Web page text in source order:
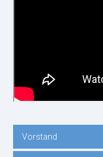
Navigation
Vorstand